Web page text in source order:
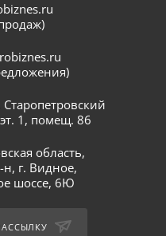
1, помещ. 86
область,
г. Видное,
шоссе, 6Ю